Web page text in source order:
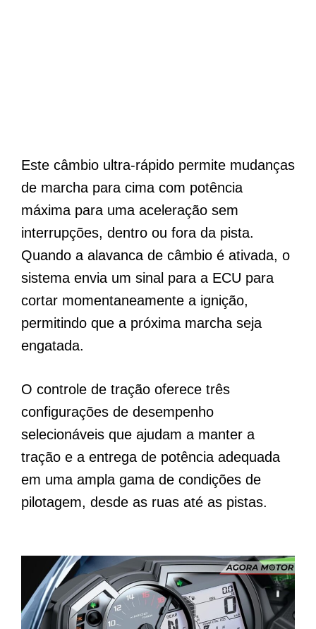
Este câmbio ultra-rápido permite mudanças
de marcha para cima com potência
máxima para uma aceleração sem
interrupções, dentro ou fora da pista.
Quando a alavanca de câmbio é ativada, o
sistema envia um sinal para a ECU para
cortar momentaneamente a ignição,
permitindo que a próxima marcha seja
engatada.
O controle de tração oferece três
configurações de desempenho
selecionáveis que ajudam a manter a
tração e a entrega de potência adequada
em uma ampla gama de condições de
pilotagem, desde as ruas até as pistas.